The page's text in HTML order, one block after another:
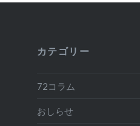
カテゴリー
72コラム
おしらせ